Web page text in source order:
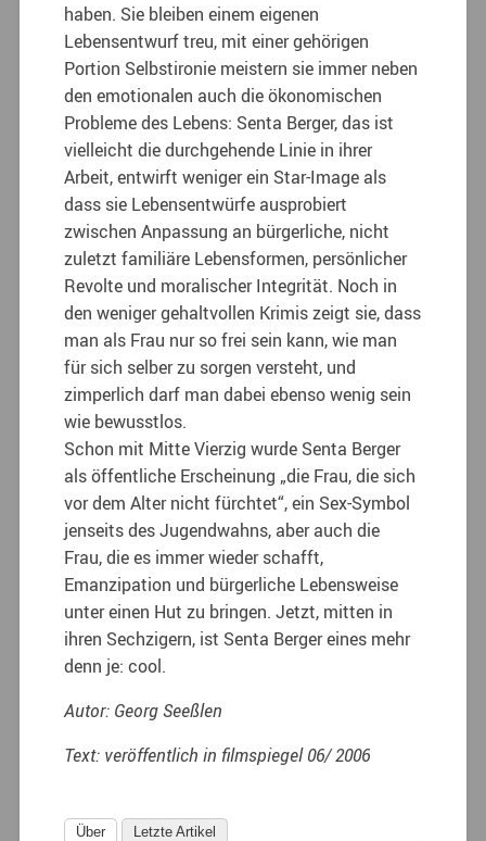
haben. Sie bleiben einem eigenen
Lebensentwurf treu, mit einer gehörigen
Portion Selbstironie meistern sie immer neben
den emotionalen auch die ökonomischen
Probleme des Lebens: Senta Berger, das ist
vielleicht die durchgehende Linie in ihrer
Arbeit, entwirft weniger ein Star-Image als
dass sie Lebensentwürfe ausprobiert
zwischen Anpassung an bürgerliche, nicht
zuletzt familiäre Lebensformen, persönlicher
Revolte und moralischer Integrität. Noch in
den weniger gehaltvollen Krimis zeigt sie, dass
man als Frau nur so frei sein kann, wie man
für sich selber zu sorgen versteht, und
zimperlich darf man dabei ebenso wenig sein
wie bewusstlos.
Schon mit Mitte Vierzig wurde Senta Berger
als öffentliche Erscheinung „die Frau, die sich
vor dem Alter nicht fürchtet“, ein Sex-Symbol
jenseits des Jugendwahns, aber auch die
Frau, die es immer wieder schafft,
Emanzipation und bürgerliche Lebensweise
unter einen Hut zu bringen. Jetzt, mitten in
ihren Sechzigern, ist Senta Berger eines mehr
denn je: cool.
Autor: Georg Seeßlen
Text: veröffentlich in filmspiegel 06/ 2006
Über Letzte Artikel